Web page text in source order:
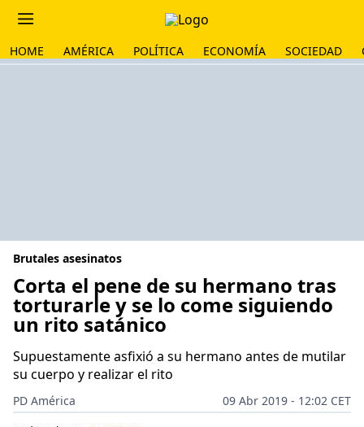
HOME AMÉRICA POLÍTICA ECONOMÍA SOCIEDAD
Brutales asesinatos
Corta el pene de su hermano tras
torturarle y se lo come siguiendo
un rito satánico
Supuestamente asfixió a su hermano antes de mutilar
su cuerpo y realizar el rito
PD América
09 Abr 2019 - 12:02 CET